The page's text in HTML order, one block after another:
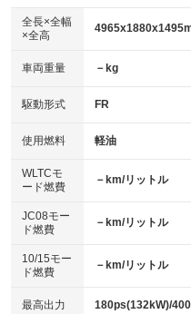
：装備あり
パワーウィンドウ
アイドリングストップ
：装備あり
USB入力端子
：装備あり
100V電源
：装備なし
センターデフロック
：装備なし
電動格納ミラー
：装備あり
アルミホイール：19インチ
：装備あり
HID(キセノンライト)
バックカメラ
エアロ
：装備なし
ローダウン
：装備なし
ベンチシート
：装備なし
チップアップシート
：装備なし
全長×全幅
×全高
車両重量 －kg
駆動形式 FR
使用燃料 軽油
WLTCモ
ード燃費
－km/リットル
JC08モー
ド燃費
－km/リットル
10/15モー
ド燃費
－km/リットル
最高出力 180ps(132kW)/